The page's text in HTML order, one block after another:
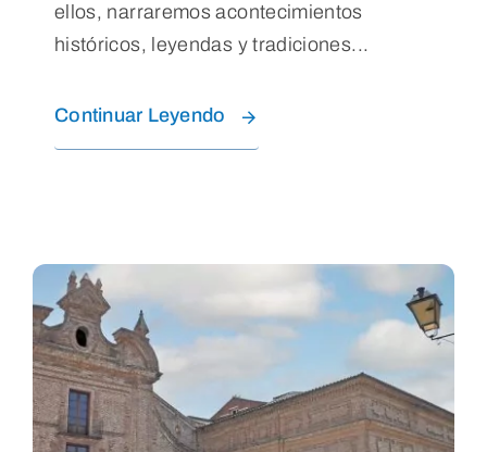
ellos, narraremos acontecimientos
históricos, leyendas y tradiciones...
Continuar Leyendo